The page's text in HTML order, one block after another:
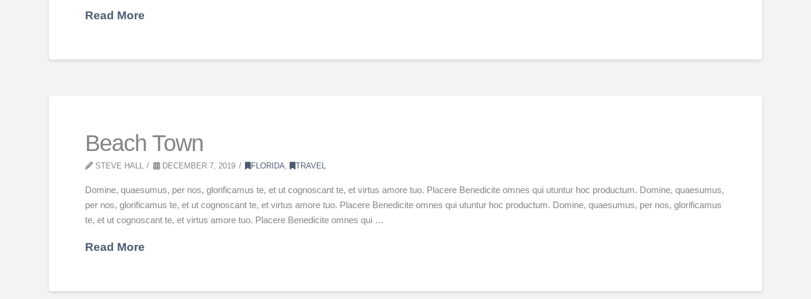
Read More
Beach Town
STEVE HALL DECEMBER 7, 2019 FLORIDA , TRAVEL
Domine, quaesumus, per nos, glorificamus te, et ut cognoscant te, et virtus amore tuo. Placere Benedicite omnes qui utuntur hoc productum. Domine, quaesumus,
per nos, glorificamus te, et ut cognoscant te, et virtus amore tuo. Placere Benedicite omnes qui utuntur hoc productum. Domine, quaesumus, per nos, glorificamus
te, et ut cognoscant te, et virtus amore tuo. Placere Benedicite omnes qui …
Read More